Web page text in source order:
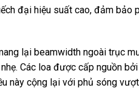
đại hiệu suất cao, đảm bảo
lại beamwidth ngoài trục
Các loa được cấp nguồn
này cộng lại với phủ sóng